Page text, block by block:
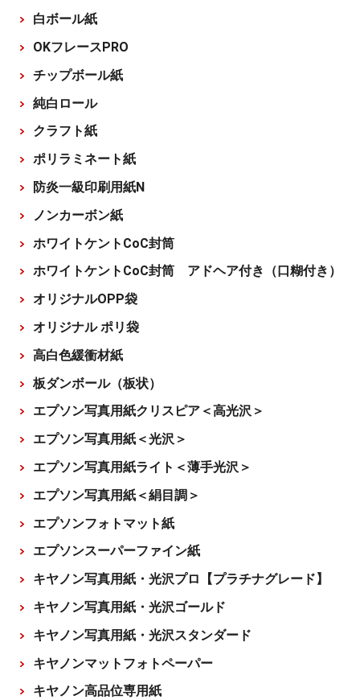
白ボール紙
OKフレースPRO
チップボール紙
純白ロール
クラフト紙
ポリラミネート紙
防炎一級印刷用紙N
ノンカーボン紙
ホワイトケントCoC封筒
ホワイトケントCoC封筒 アドヘア付き（口糊付き）
オリジナルOPP袋
オリジナル ポリ袋
高白色緩衝材紙
板ダンボール（板状）
エプソン写真用紙クリスピア＜高光沢＞
エプソン写真用紙＜光沢＞
エプソン写真用紙ライト＜薄手光沢＞
エプソン写真用紙＜絹目調＞
エプソンフォトマット紙
エプソンスーパーファイン紙
キヤノン写真用紙・光沢プロ【プラチナグレード】
キヤノン写真用紙・光沢ゴールド
キヤノン写真用紙・光沢スタンダード
キヤノンマットフォトペーパー
キヤノン高品位専用紙